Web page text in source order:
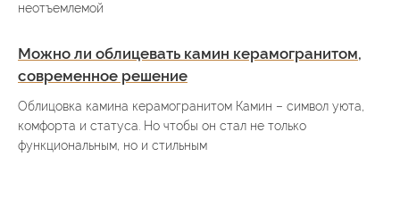
неотъемлемой
Можно ли облицевать камин керамогранитом,
современное решение
Облицовка камина керамогранитом Камин – символ уюта,
комфорта и статуса. Но чтобы он стал не только
функциональным, но и стильным